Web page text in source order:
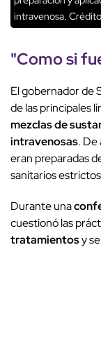
intravenosa.
"Como si
El gobernador de
de las principales
mezclas de
intravenosas. De
eran preparadas
sanitarios
Durante una
cuestionó las
tratamientosy